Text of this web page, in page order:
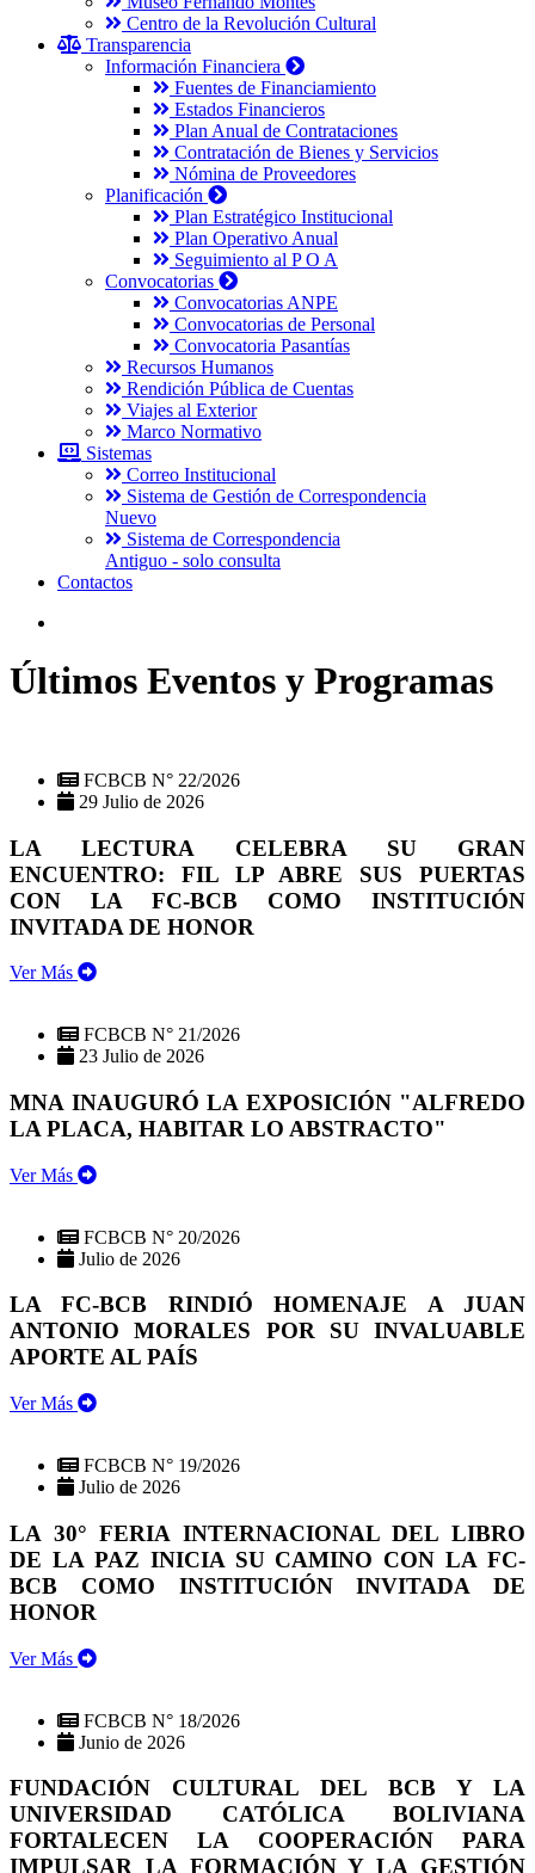
Centro de la Revolución Cultural
Transparencia
Información Financiera
Fuentes de Financiamiento
Estados Financieros
Plan Anual de Contrataciones
Contratación de Bienes y Servicios
Nómina de Proveedores
Planificación
Plan Estratégico Institucional
Plan Operativo Anual
Seguimiento al P O A
Convocatorias
Convocatorias ANPE
Convocatorias de Personal
Convocatoria Pasantías
Recursos Humanos
Rendición Pública de Cuentas
Viajes al Exterior
Marco Normativo
Sistemas
Correo Institucional
Sistema de Gestión de Correspondencia
Nuevo
Sistema de Correspondencia
Antiguo - solo consulta
Contactos
Últimos Eventos y Programas
FCBCB N° 22/2026
29 Julio de 2026
LA LECTURA CELEBRA SU GRAN
ENCUENTRO: FIL LP ABRE SUS PUERTAS
CON LA FC-BCB COMO INSTITUCIÓN
INVITADA DE HONOR
Ver Más
FCBCB N° 21/2026
23 Julio de 2026
MNA INAUGURÓ LA EXPOSICIÓN "ALFREDO
LA PLACA, HABITAR LO ABSTRACTO"
Ver Más
FCBCB N° 20/2026
Julio de 2026
LA FC-BCB RINDIÓ HOMENAJE A JUAN
ANTONIO MORALES POR SU INVALUABLE
APORTE AL PAÍS
Ver Más
FCBCB N° 19/2026
Julio de 2026
LA 30° FERIA INTERNACIONAL DEL LIBRO
DE LA PAZ INICIA SU CAMINO CON LA FC-
BCB COMO INSTITUCIÓN INVITADA DE
HONOR
Ver Más
FCBCB N° 18/2026
Junio de 2026
FUNDACIÓN CULTURAL DEL BCB Y LA
UNIVERSIDAD CATÓLICA BOLIVIANA
FORTALECEN LA COOPERACIÓN PARA
IMPULSAR LA FORMACIÓN Y LA GESTIÓN